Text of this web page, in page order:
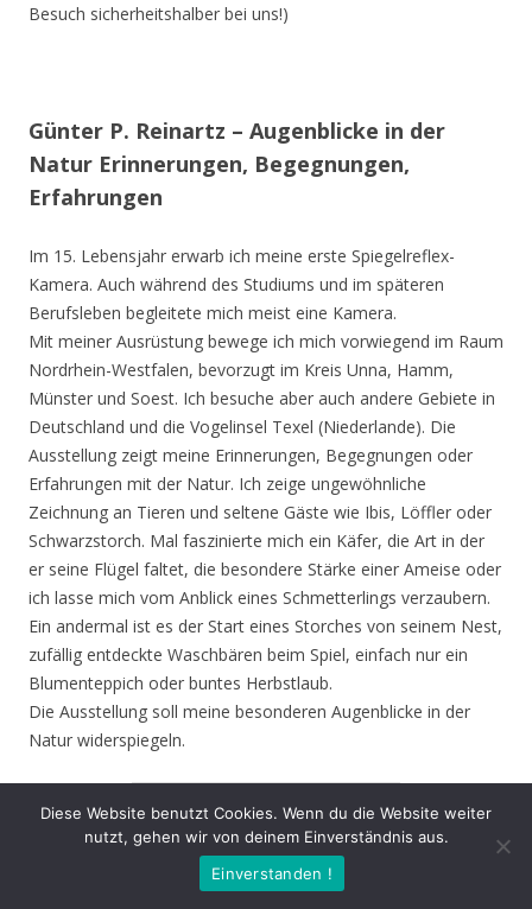
Besuch sicherheitshalber bei uns!)
Günter P. Reinartz – Augenblicke in der
Natur Erinnerungen, Begegnungen,
Erfahrungen
Im 15. Lebensjahr erwarb ich meine erste Spiegelreflex-
Kamera. Auch während des Studiums und im späteren
Berufsleben begleitete mich meist eine Kamera.
Mit meiner Ausrüstung bewege ich mich vorwiegend im Raum
Nordrhein-Westfalen, bevorzugt im Kreis Unna, Hamm,
Münster und Soest. Ich besuche aber auch andere Gebiete in
Deutschland und die Vogelinsel Texel (Niederlande). Die
Ausstellung zeigt meine Erinnerungen, Begegnungen oder
Erfahrungen mit der Natur. Ich zeige ungewöhnliche
Zeichnung an Tieren und seltene Gäste wie Ibis, Löffler oder
Schwarzstorch. Mal faszinierte mich ein Käfer, die Art in der
er seine Flügel faltet, die besondere Stärke einer Ameise oder
ich lasse mich vom Anblick eines Schmetterlings verzaubern.
Ein andermal ist es der Start eines Storches von seinem Nest,
zufällig entdeckte Waschbären beim Spiel, einfach nur ein
Blumenteppich oder buntes Herbstlaub.
Die Ausstellung soll meine besonderen Augenblicke in der
Natur widerspiegeln.
Zurück
1 von 4
Vor
: Donnerstag 13.08.20, 19.00 Uhr
Diese Website benutzt Cookies. Wenn du die Website weiter
nutzt, gehen wir von deinem Einverständnis aus.
Einverstanden !